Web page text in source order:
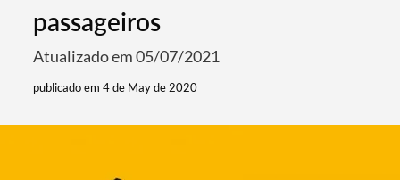
passageiros
Atualizado em 05/07/2021
publicado em 4 de May de 2020